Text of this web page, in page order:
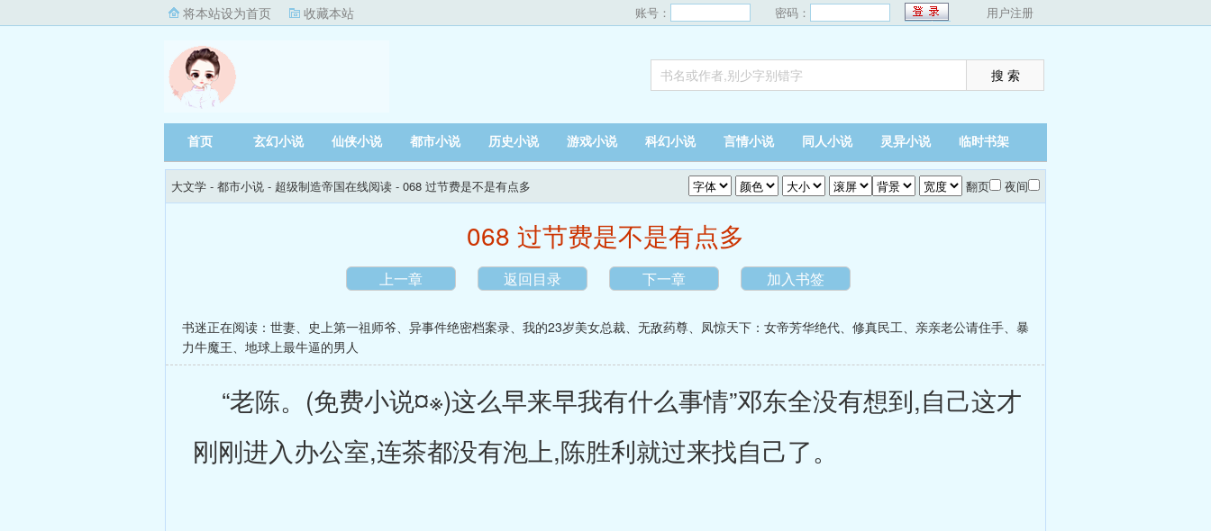
将本站设为首页 收藏本站 账号： 密码： 用户注册
首页 玄幻小说 仙侠小说 都市小说 历史小说 游戏小说 科幻小说 言情小说 同人小说 灵异小说 临时书架
大文学 - 都市小说 - 超级制造帝国在线阅读 - 068 过节费是不是有点多 翻页 夜间
068 过节费是不是有点多
上一章 返回目录 下一章 加入书签
书迷正在阅读： 世妻、 史上第一祖师爷、 异事件绝密档案录、 我的23岁美女总裁、 无敌药尊、 凤惊天下：女帝芳华绝代、 修真民工、 亲亲老公请住手、 暴
力牛魔王、 地球上最牛逼的男人
“老陈。(免费小说¤※)这么早来早我有什么事情”邓东全没有想到,自己这才
刚刚进入办公室,连茶都没有泡上,陈胜利就过来找自己了。